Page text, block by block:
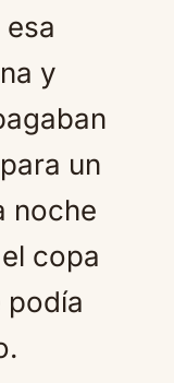
y
un
noche
copa
podía